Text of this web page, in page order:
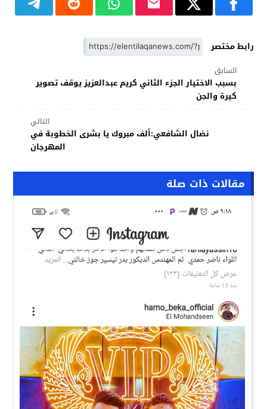
رابط مختصر
السابق
بسبب الاختيار الجزء الثاني كريم عبدالعزيز يوقف تصوير
كيرة والجن
التالي
نضال الشافعي:ألف مبروك يا بشرى الخطوبة في
المهرجان
مقالات ذات صلة